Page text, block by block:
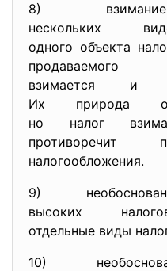
8) взимание
нескольких
одного объекта
взимается
Их
но налог
противоречит
налогообложения.
9)
высоких
отдельные виды
10)